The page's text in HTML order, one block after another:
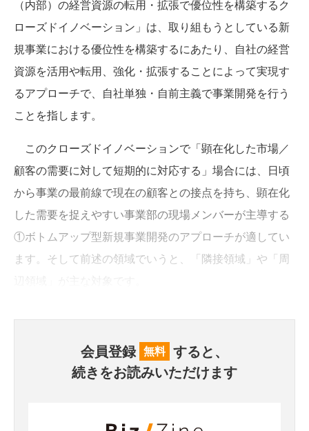
（内部）の経営資源の転用・拡張で優位性を構築するク
ローズドイノベーション」は、取り組もうとしている新
規事業における優位性を構築するにあたり、自社の経営
資源を活用や転用、強化・拡張することによって実現す
るアプローチで、自社単独・自前主義で事業開発を行う
ことを指します。
このクローズドイノベーションで「顕在化した市場／
顧客の需要に対して短期的に対応する」場合には、日頃
から事業の最前線で現在の顧客との接点を持ち、顕在化
した需要を捉えやすい事業部の現場メンバーが主導する
①ボトムアップ型新規事業開発のアプローチが適してい
ます。そして前述の領域でいうと、「隣接領域」や「周
会員登録 無料 すると、
続きをお読みいただけます